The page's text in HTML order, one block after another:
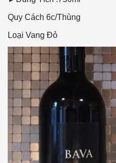
Quy Cách 6c/Thùng
Loại Vang Đỏ